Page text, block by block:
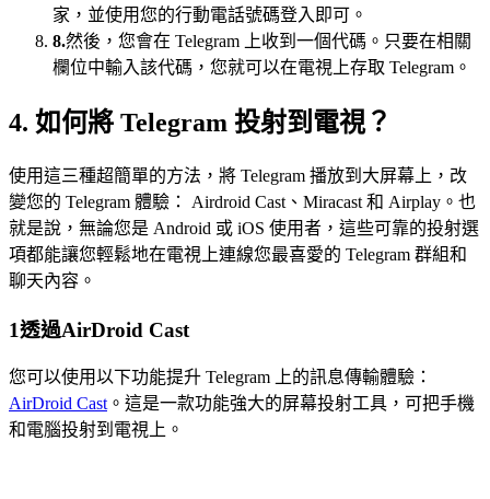
家，並使用您的行動電話號碼登入即可。
8.然後，您會在 Telegram 上收到一個代碼。只要在相關
欄位中輸入該代碼，您就可以在電視上存取 Telegram。
4. 如何將 Telegram 投射到電視？
使用這三種超簡單的方法，將 Telegram 播放到大屏幕上，改
變您的 Telegram 體驗： Airdroid Cast、Miracast 和 Airplay。也
就是說，無論您是 Android 或 iOS 使用者，這些可靠的投射選
項都能讓您輕鬆地在電視上連線您最喜愛的 Telegram 群組和
聊天內容。
1透過AirDroid Cast
您可以使用以下功能提升 Telegram 上的訊息傳輸體驗：
AirDroid Cast。這是一款功能強大的屏幕投射工具，可把手機
和電腦投射到電視上。